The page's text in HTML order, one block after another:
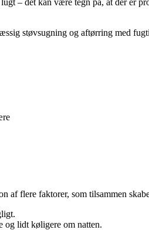
– det kan være tegn på, at der er
støvsugning og aftørring med
flere faktorer, som tilsammen
og lidt køligere om natten.